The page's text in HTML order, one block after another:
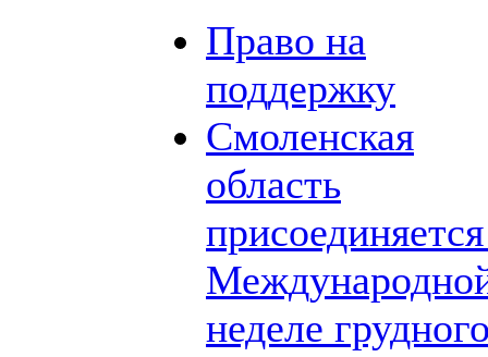
Право на
поддержку
Смоленская
область
неделе